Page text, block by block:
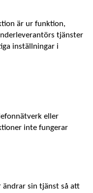
är ur funktion,
tjänster
inställningar i
eller
inte fungerar
ändrar sin tjänst så att